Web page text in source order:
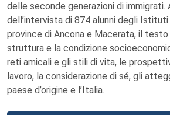
delle seconde generazioni di immigrati.
dell’intervista di 874 alunni degli
province di Ancona e Macerata, il
struttura e la condizione
reti amicali e gli stili di vita, le
lavoro, la considerazione di sé, gli
paese d’origine e l’Italia.